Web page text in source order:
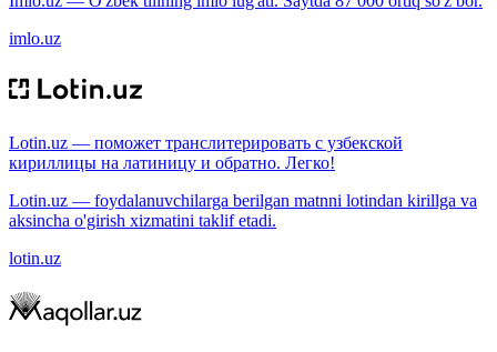
imlo.uz
Lotin.uz — поможет транслитерировать с узбекской
кириллицы на латиницу и обратно. Легко!
Lotin.uz — foydalanuvchilarga berilgan matnni lotindan kirillga va
aksincha o'girish xizmatini taklif etadi.
lotin.uz